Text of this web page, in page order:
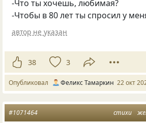
-Что ты хочешь, любимая?
-Чтобы в 80 лет ты спросил у
автор не указан
38 3
Опубликовал Феликс Тамаркин 22 окт
стихи
#1071464